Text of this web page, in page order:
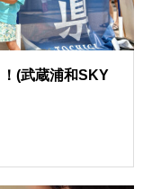
(武蔵浦和SKY